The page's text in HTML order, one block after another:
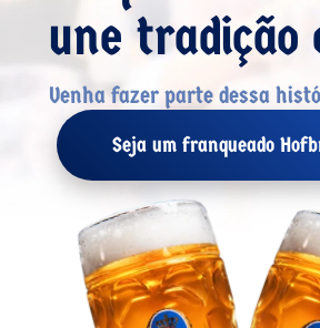
une tradição
Venha fazer parte dessa
Seja um franqueado